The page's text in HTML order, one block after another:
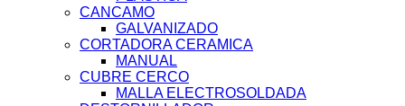
CANCAMO
GALVANIZADO
CORTADORA CERAMICA
MANUAL
CUBRE CERCO
MALLA ELECTROSOLDADA